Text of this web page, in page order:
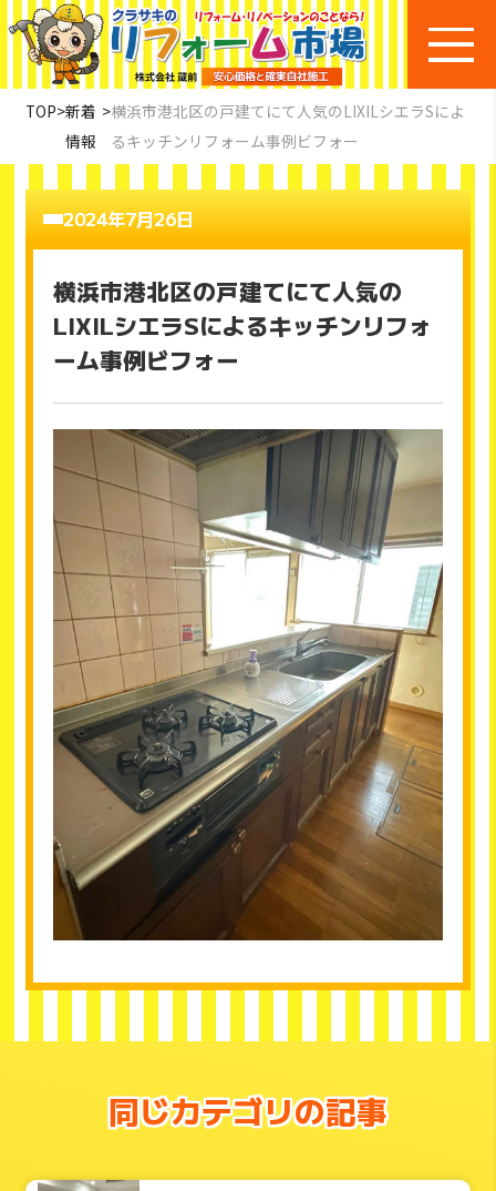
TOP>新着
情報
>横浜市港北区の戸建てにて人気のLIXILシエラSによ
るキッチンリフォーム事例ビフォー
2024年7月26日
横浜市港北区の戸建てにて人気の
LIXILシエラSによるキッチンリフォ
ーム事例ビフォー
同じカテゴリの記事